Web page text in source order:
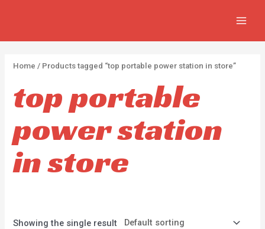
r
u
c
t
0
o
d
u
r
u
c
t
r
u
c
t
Home / Products tagged “top portable power station in store”
top portable
power station
in store
Showing the single result